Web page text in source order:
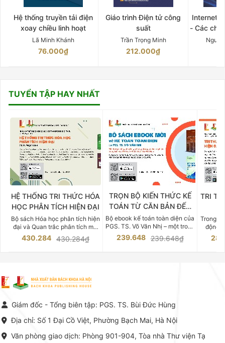
Hệ thống truyền tải điện
xoay chiều linh hoạt
Lã Minh Khánh
76.000₫
Giáo trình Điện tử công
suất
Trần Trọng Minh
212.000₫
Internet
- Các
TUYỂN TẬP HAY NHẤT
HỆ THỐNG TRI THỨC HÓA
HỌC PHÂN TÍCH HIỆN ĐẠI
Bộ sách Hóa học phân tích hiện
đại và Quan trắc phân tích môi
trường của Cố Giáo sư, Tiến sĩ
Phạm Luận là một trong những
vực Hóa học phân tích tại Việt
Nam hiện nay. Bộ sách mang
đến một hệ thống tri thức hoàn
thuật thực hành -> Ứng dụng
khoa Hà Nội ấn hành cả hai
430.284 430.284₫
TRỌN BỘ KIẾN THỨC KẾ
TOÁN TỪ CĂN BẢN ĐẾN
CHUYÊN SÂU
Bộ ebook kế toán toàn diện của
PGS. TS. Võ Văn Nhị – một trong
những chuyên gia hàng đầu,
giàu kinh nghiệm trong lĩnh vực
239.648 239.648₫
TRI
Trong
động
việc
tế và
lý. Các
Giám đốc - Tổng biên tập: PGS. TS. Bùi Đức Hùng
Địa chỉ: Số 1 Đại Cồ Việt, Phường Bạch Mai, Hà Nội
Văn phòng giao dịch: Phòng 901-904, Tòa nhà Thư viện Tạ